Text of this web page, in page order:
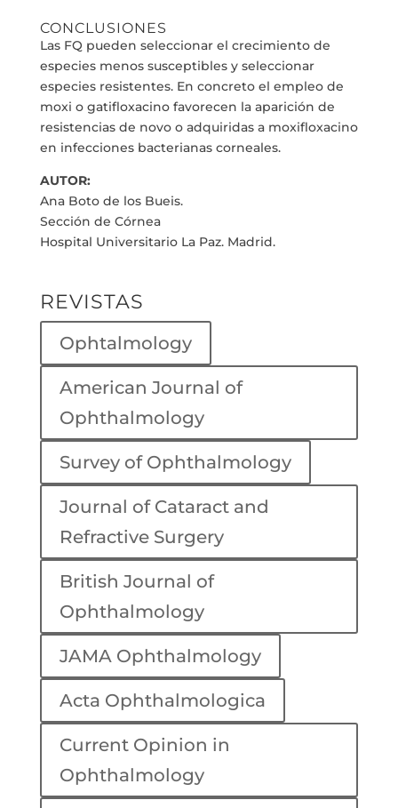
CONCLUSIONES
Las FQ pueden seleccionar el crecimiento de
especies menos susceptibles y seleccionar
especies resistentes. En concreto el empleo de
moxi o gatifloxacino favorecen la aparición de
resistencias de novo o adquiridas a moxifloxacino
en infecciones bacterianas corneales.
AUTOR:
Ana Boto de los Bueis.
Sección de Córnea
Hospital Universitario La Paz. Madrid.
REVISTAS
Ophtalmology
American Journal of
Ophthalmology
Survey of Ophthalmology
Journal of Cataract and
Refractive Surgery
British Journal of
Ophthalmology
JAMA Ophthalmology
Acta Ophthalmologica
Current Opinion in
Ophthalmology